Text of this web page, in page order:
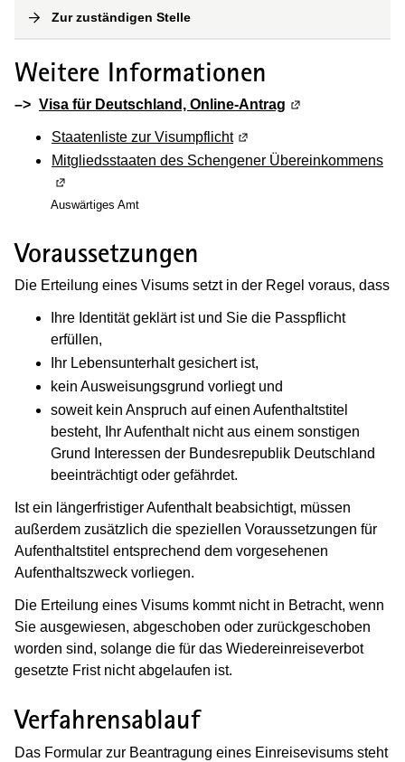
Zur zuständigen Stelle
Weitere Informationen
–> Visa für Deutschland, Online-Antrag (Wird in einem
Staatenliste zur Visumpflicht(Wird in einem neuen
Mitgliedsstaaten des Schengener Übereinkommens
Auswärtiges Amt
Voraussetzungen
Die Erteilung eines Visums setzt in der Regel voraus, dass
Ihre Identität geklärt ist und Sie die Passpflicht
erfüllen,
Ihr Lebensunterhalt gesichert ist,
kein Ausweisungsgrund vorliegt und
soweit kein Anspruch auf einen Aufenthaltstitel
besteht, Ihr Aufenthalt nicht aus einem sonstigen
Grund Interessen der Bundesrepublik Deutschland
beeinträchtigt oder gefährdet.
Ist ein längerfristiger Aufenthalt beabsichtigt, müssen
außerdem zusätzlich die speziellen Voraussetzungen für
Aufenthaltstitel entsprechend dem vorgesehenen
Aufenthaltszweck vorliegen.
Die Erteilung eines Visums kommt nicht in Betracht, wenn
Sie ausgewiesen, abgeschoben oder zurückgeschoben
worden sind, solange die für das Wiedereinreiseverbot
gesetzte Frist nicht abgelaufen ist.
Verfahrensablauf
Das Formular zur Beantragung eines Einreisevisums steht